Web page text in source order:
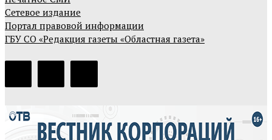
Сетевое издание
Портал правовой информации
ГБУ СО «Редакция газеты «Областная газета»